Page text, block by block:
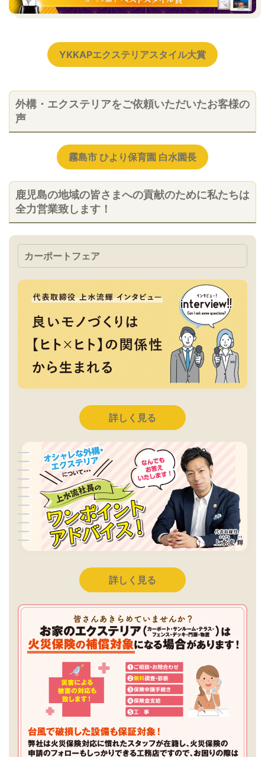
YKKAPエクステリアスタイル大賞
外構・エクステリアをご依頼いただいたお客様の
声
霧島市 ひより保育園 白水園長
鹿児島の地域の皆さまへの貢献のために私たちは
全力営業致します！
カーポートフェア
詳しく見る
詳しく見る